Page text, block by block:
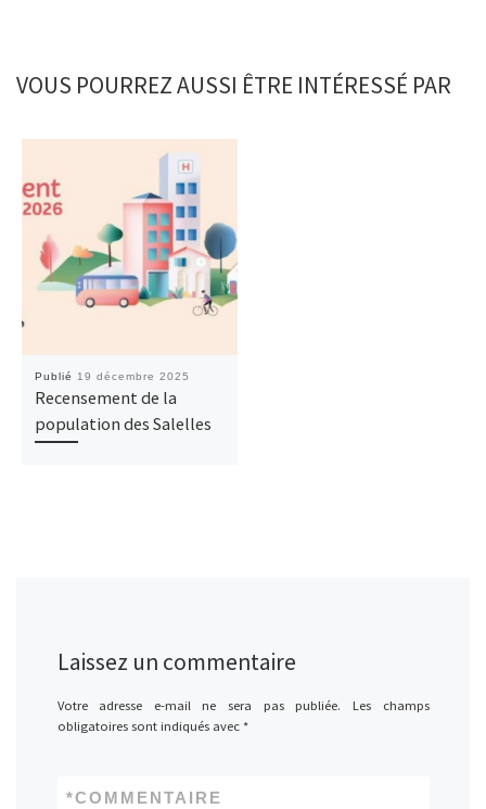
VOUS POURREZ AUSSI ÊTRE INTÉRESSÉ PAR
Publié 19 décembre 2025
Recensement de la
population des Salelles
Laissez un commentaire
Votre adresse e-mail ne sera pas publiée.
Les champs
obligatoires sont indiqués avec *
COMMENTAIRE
*